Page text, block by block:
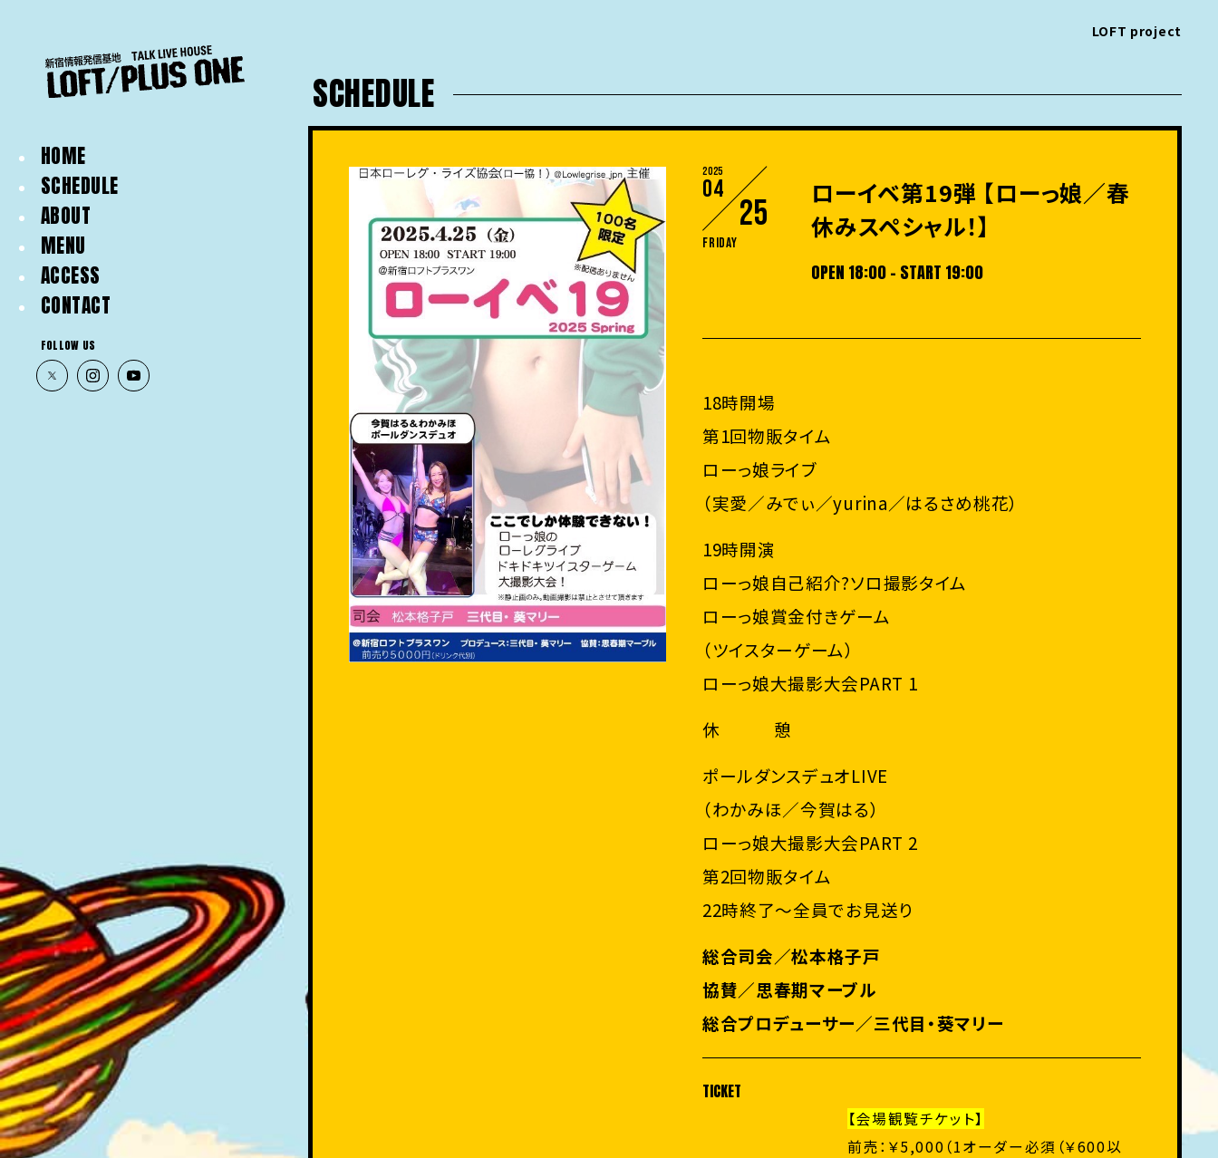
HOME
SCHEDULE
ABOUT
MENU
ACCESS
CONTACT
FOLLOW US
LOFT project
SCHEDULE
2025
04
25
Friday
ローイベ第19弾 【ローっ娘／春
休みスペシャル！】
OPEN 18:00 - START 19:00
18時開場
第1回物販タイム
ローっ娘ライブ
（実愛／みでぃ／yurina／はるさめ桃花）
19時開演
ローっ娘自己紹介?ソロ撮影タイム
ローっ娘賞金付きゲーム
（ツイスターゲーム）
ローっ娘大撮影大会PART 1
休 憩
ポールダンスデュオLIVE
（わかみほ／今賀はる）
ローっ娘大撮影大会PART 2
第2回物販タイム
22時終了～全員でお見送り
総合司会／松本格子戸
協賛／思春期マーブル
総合プロデューサー／三代目・葵マリー
TICKET
【会場観覧チケット】
前売：￥5,000（1オーダー必須（￥600以